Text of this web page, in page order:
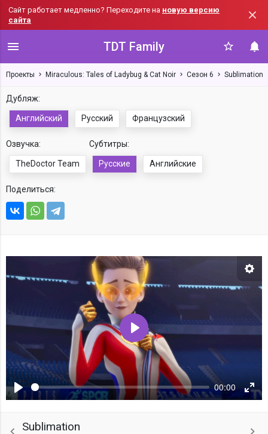
Сайт работает медленно? Переходите на новую версию
сайта
TDT Family
Проекты Miraculous: Tales of Ladybug & Cat Noir Сезон 6 Sublimation
Дубляж:
Английский Русский Французский
Озвучка:
TheDoctor Team
Субтитры:
Русские Английские
Поделиться:
Воспроизвести
00:00
Воспроизвести
Sublimation